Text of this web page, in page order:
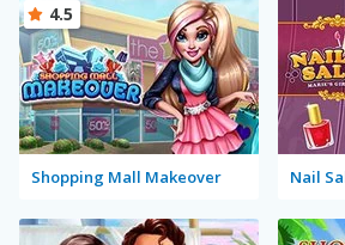
Shopping Mall Makeover
4.5